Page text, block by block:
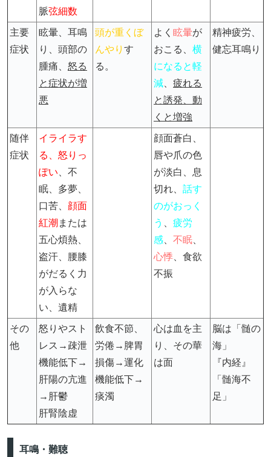
脈弦細数
主要
症状
眩暈、耳鳴
り、頭部の
腫痛、 怒る
と症状が増
悪
頭が重くぼ
んやり す
る。
よく 眩暈が
おこる、 横
になると軽
減
疲れる
と誘発、動
くと増強
精神疲労、
健忘耳鳴り
随伴
症状
イライラす
る、怒りっ
ぽい 、不
眠、多夢、
口苦、 顔面
紅潮 または
五心煩熱、
盗汗、腰膝
がだるく力
が入らな
い、遺精
顔面蒼白、
唇や爪の色
が淡白、息
切れ、 話す
のがおっく
う
疲労
感
不眠
心悸 、食欲
不振
その
他
怒りやスト
レス →疎泄
機能低下→
肝陽の亢進
→肝鬱
肝腎陰虚
飲食不節、
労倦→脾胃
損傷→運化
機能低下→
痰濁
心は血を主
り、その華
は面
脳は「髄の
海」
『内経』
「髄海不
足」
耳鳴・難聴